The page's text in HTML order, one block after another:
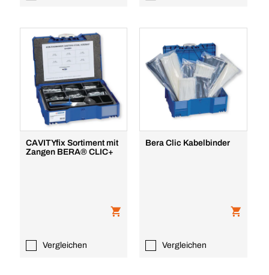
CAVITYfix Sortiment mit
Zangen BERA® CLIC+
Vergleichen
Bera Clic Kabelbinder
Vergleichen